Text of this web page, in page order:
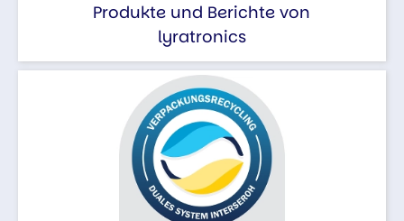
Produkte und Berichte von
lyratronics